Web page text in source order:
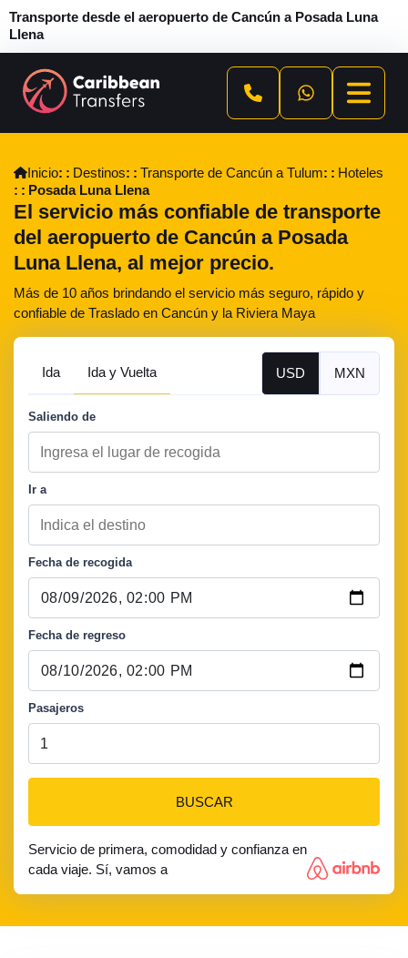
Transporte desde el aeropuerto de Cancún a Posada Luna
Llena
Inicio Destinos Transporte de Cancún a Tulum
Hoteles
Posada Luna Llena
El servicio más confiable de transporte
del aeropuerto de Cancún a Posada
Luna Llena, al mejor precio.
Más de 10 años brindando el servicio más seguro, rápido y
confiable de Traslado en Cancún y la Riviera Maya
Ida Ida y Vuelta USD MXN
Saliendo de
Ir a
Fecha de recogida
Fecha de regreso
Pasajeros
BUSCAR
Servicio de primera, comodidad y confianza en
cada viaje. Sí, vamos a